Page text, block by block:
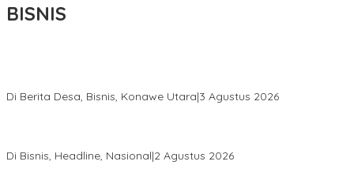
BISNIS
Di Berita Desa, Bisnis, Konawe Utara|3 Agustus 2026
Di Bisnis, Headline, Nasional|2 Agustus 2026